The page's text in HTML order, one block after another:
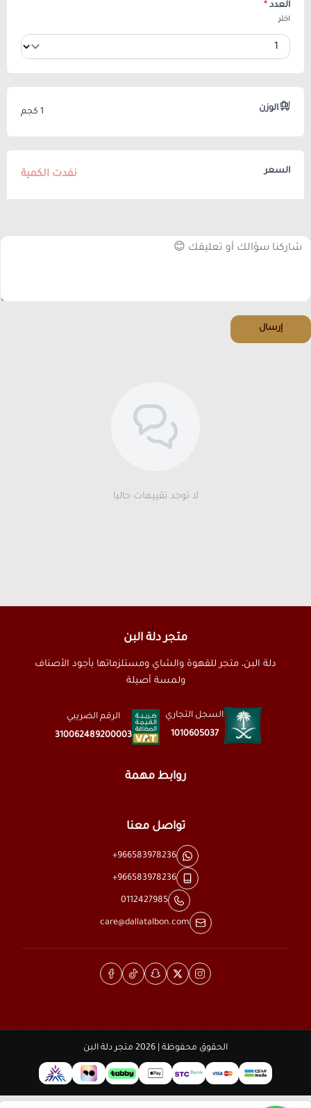
العدد *
اختر
الوزن 1 كجم
السعر نفدت الكمية
إرسال
لا توجد تقييمات حاليا
متجر دلة البن
دلة البن، متجر للقهوة والشاي ومستلزماتها بأجود الأصناف
ولمسة أصيلة
السجل التجاري
1010605037
الرقم الضريبي
310062489200003
روابط مهمة
تواصل معنا
+966583978236
+966583978236
0112427985
care@dallatalbon.com
الحقوق محفوظة | 2026 متجر دلة البن